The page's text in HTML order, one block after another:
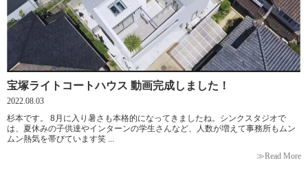
宝塚ライトコートハウス 動画完成しました！
2022.08.03
杉本です。 8月に入り暑さも本格的になってきましたね。シンクスタジオで
は、夏休みの子供達やインターンの学生さんなど、人数が増えて事務所もムン
ムン熱気を帯びています笑 ...
≫Read More